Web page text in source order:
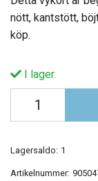
nött, kantstött,
köp.
I lager.
Lagersaldo: 1
Artikelnummer: